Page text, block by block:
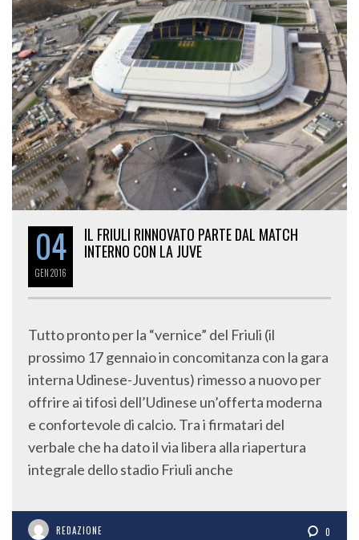
04
GEN2016
IL FRIULI RINNOVATO PARTE DAL MATCH
INTERNO CON LA JUVE
Tutto pronto per la “vernice” del Friuli (il
prossimo 17 gennaio in concomitanza con la gara
interna Udinese-Juventus) rimesso a nuovo per
offrire ai tifosi dell’Udinese un’offerta moderna
e confortevole di calcio. Tra i firmatari del
verbale che ha dato il via libera alla riapertura
integrale dello stadio Friuli anche
REDAZIONE 0